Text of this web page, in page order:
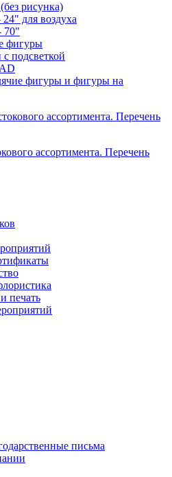
рисунка)
для воздуха
70"
фигуры
подсветкой
фигуры и фигуры на
ассортимента. Перечень
печать
письма